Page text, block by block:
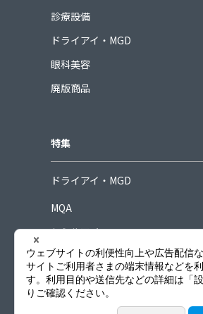
診療設備
ドライアイ・MGD
眼科美容
廃版商品
特集
ドライアイ・MGD
MQA
シミルアイ
シグネチャーコレクション